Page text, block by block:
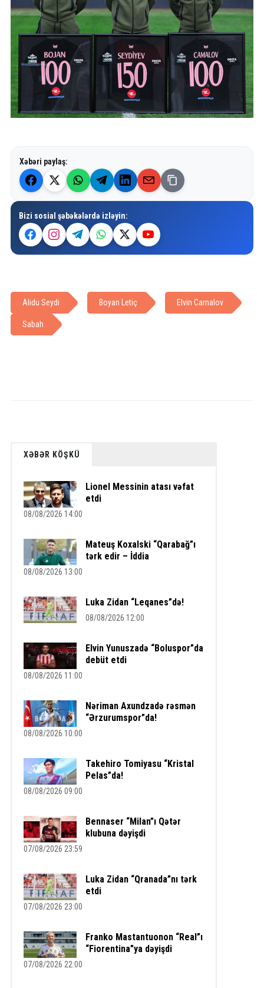
Xəbəri paylaş:
Bizi sosial şəbəkələrdə izləyin:
Alidu Seydi Boyan Letiç Elvin Camalov
Sabah
XƏBƏR KÖŞKÜ
Lionel Messinin atası vəfat
etdi
08/08/2026 14:00
Mateuş Koxalski “Qarabağ”ı
tərk edir – İddia
08/08/2026 13:00
Luka Zidan “Leqanes”də!
08/08/2026 12:00
Elvin Yunuszadə “Boluspor”da
debüt etdi
08/08/2026 11:00
Nəriman Axundzadə rəsmən
“Ərzurumspor”da!
08/08/2026 10:00
Takehiro Tomiyasu “Kristal
Pelas”da!
08/08/2026 09:00
Bennaser “Milan”ı Qətər
klubuna dəyişdi
07/08/2026 23:59
Luka Zidan “Qranada”nı tərk
etdi
07/08/2026 23:00
Franko Mastantuonon “Real”ı
“Fiorentina”ya dəyişdi
07/08/2026 22:00